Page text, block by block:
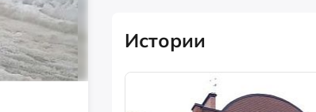
Истории